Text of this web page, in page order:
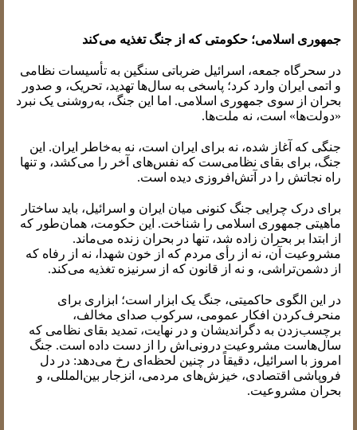
جمهوری اسلامی؛ حکومتی که از جنگ تغذیه می‌کند
در سحرگاه جمعه، اسرائیل ضرباتی سنگین به تأسیسات نظامی
و اتمی ایران وارد کرد؛ پاسخی به سال‌ها تهدید، تحریک، و صدور
بحران از سوی جمهوری اسلامی. اما این جنگ، به‌روشنی یک نبرد
«دولت‌ها» است، نه ملت‌ها.
جنگی که آغاز شده، نه برای ایران است، نه به‌خاطر ایران. این
جنگ، برای بقای نظامی‌ست که نفس‌های آخر را می‌کشد، و تنها
راه نجاتش را در آتش‌افروزی دیده است.
برای درک چرایی جنگ کنونی میان ایران و اسرائیل، باید ساختار
ماهیتی جمهوری اسلامی را شناخت. این حکومت، همان‌طور که
از ابتدا بر بحران زاده شد، تنها در بحران زنده می‌ماند.
مشروعیت آن، نه از رأی مردم که از خون شهدا، نه از رفاه که
از دشمن‌تراشی، و نه از قانون که از سرنیزه تغذیه می‌کند.
در این الگوی حاکمیتی، جنگ یک ابزار است؛ ابزاری برای
منحرف‌کردن افکار عمومی، سرکوب صدای مخالف،
برچسب‌زدن به دگراندیشان و در نهایت، تمدید بقای نظامی که
سال‌هاست مشروعیت درونی‌اش را از دست داده است. جنگ
امروز با اسرائیل، دقیقاً در چنین لحظه‌ای رخ می‌دهد: در دل
فروپاشی اقتصادی، خیزش‌های مردمی، انزجار بین‌المللی، و
بحران مشروعیت.